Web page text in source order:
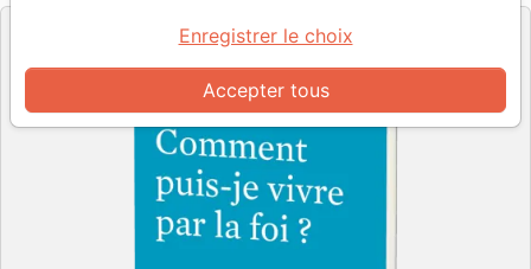
Accepter tous
Enregistrer le choix